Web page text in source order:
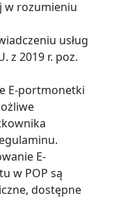
w rozumieniu
usług
z 2019 r. poz.
E-portmonetki
E-
w POP są
dostępne